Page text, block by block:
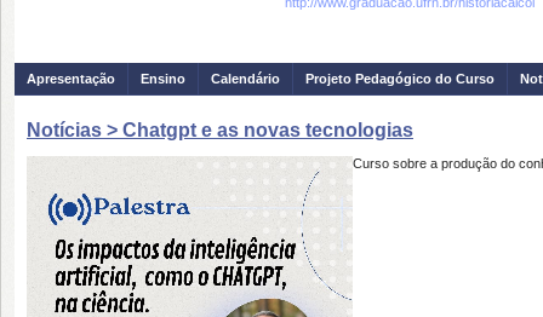
Apresentação Ensino Calendário Projeto Pedagógico do Curso
Notícias > Chatgpt e as novas tecnologias
Curso sobre a produção do